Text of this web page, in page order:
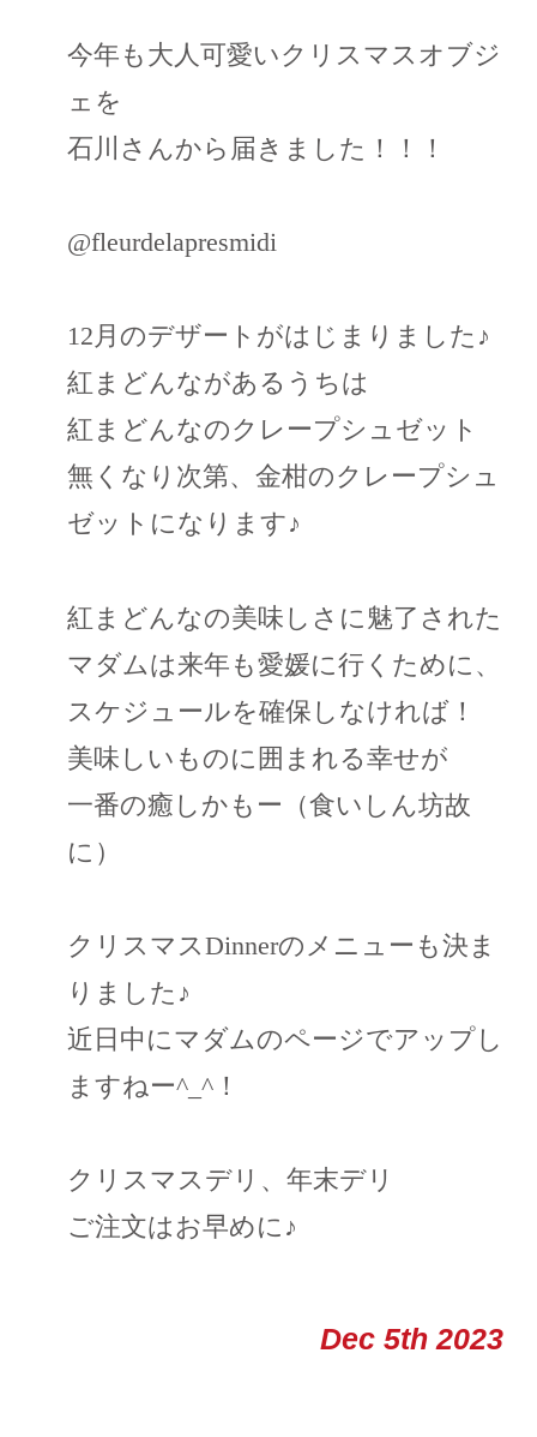
今年も大人可愛いクリスマスオブジ
ェを
石川さんから届きました！！！
@fleurdelapresmidi
12月のデザートがはじまりました♪
紅まどんながあるうちは
紅まどんなのクレープシュゼット
無くなり次第、金柑のクレープシュ
ゼットになります♪
紅まどんなの美味しさに魅了された
マダムは来年も愛媛に行くために、
スケジュールを確保しなければ！
美味しいものに囲まれる幸せが
一番の癒しかもー（食いしん坊故
に）
クリスマスDinnerのメニューも決ま
りました♪
近日中にマダムのページでアップし
ますねー^_^！
クリスマスデリ、年末デリ
ご注文はお早めに♪
Dec 5th 2023